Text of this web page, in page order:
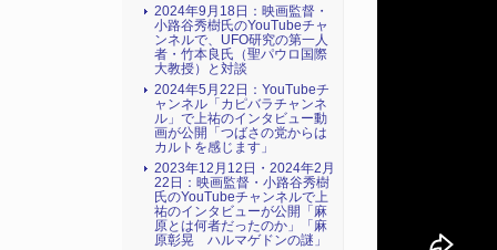
2024年9月18日：映画監督・
小路谷秀樹氏のYouTubeチャ
ンネルで、UFO研究の第一人
者・竹本良氏（聖パウロ国際
大教授）と対談
2024年5月22日：YouTubeチ
ャンネル「カピバラチャンネ
ル」で上祐のインタビュー動
画が公開「つばさの党からは
カルトを感じます」
2023年12月12日・2024年2月
22日：映画監督・小路谷秀樹
氏のYouTubeチャンネルで上
祐のインタビューが公開「麻
原とは何者だったのか」「麻
原彰晃 ハルマゲドンの謎」